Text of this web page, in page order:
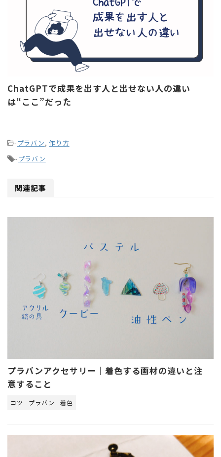
ChatGPTで成果を出す人と出せない人の違い
は“ここ”だった
-プラバン,作り方
-プラバン
関連記事
プラバンアクセサリー｜着色する画材の違いと注
意すること
コツ プラバン 着色